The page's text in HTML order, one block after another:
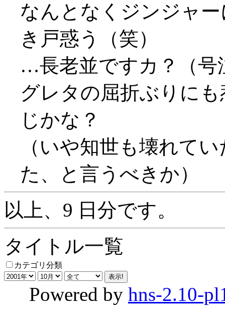
なんとなくジンジャ
き戸惑う（笑）
…長老並ですカ？（号
グレタの屈折ぶりに
じかな？
（いや知世も壊れて
た、と言うべきか）
以上、9 日分です。
タイトル一覧
カテゴリ分類
Powered by hns-2.10-